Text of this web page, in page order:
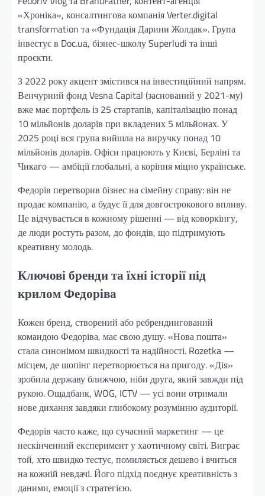
«Хроніка», консалтингова компанія Verter.digital
transformation та «Фундація Дарини Жолдак». Група
інвестує в Doc.ua, бізнес-школу Superludi та інші
проєкти.
З 2022 року акцент змістився на інвестиційний напрям.
Венчурний фонд Vesna Capital (заснований у 2021-му)
вже має портфель із 25 стартапів, капіталізацію понад
10 мільйонів доларів при вкладених 5 мільйонах. У
2025 році вся група вийшла на виручку понад 10
мільйонів доларів. Офіси працюють у Києві, Берліні та
Чикаго — амбіції глобальні, а коріння міцно українське.
Федорів перетворив бізнес на сімейну справу: він не
продає компанію, а будує її для довгострокового впливу.
Це відчувається в кожному рішенні — від коворкінгу,
де люди ростуть разом, до фондів, що підтримують
креативну молодь.
Ключові бренди та їхні історії під
крилом Федоріва
Кожен бренд, створений або ребрендингований
командою Федоріва, має свою душу. «Нова пошта»
стала синонімом швидкості та надійності. Rozetka —
місцем, де шопінг перетворюється на пригоду. «Дія»
зробила державу ближчою, ніби друга, який завжди під
рукою. Ощадбанк, WOG, ICTV — усі вони отримали
нове дихання завдяки глибокому розумінню аудиторії.
Федорів часто каже, що сучасний маркетинг — це
нескінченний експеримент у хаотичному світі. Виграє
той, хто швидко тестує, помиляється дешево і вчиться
на кожній невдачі. Його підхід поєднує креативність з
даними, емоції з стратегією.